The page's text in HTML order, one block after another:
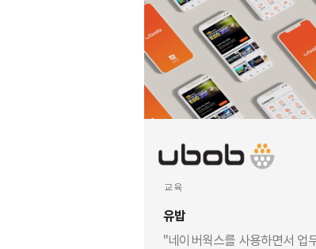
교육
유밥
"네이버웍스를 사용하면서 업